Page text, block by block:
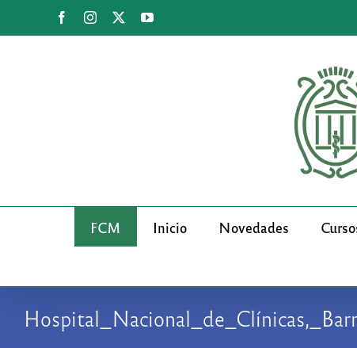
FacebookInstagram YouTube
FCM Inicio Novedades